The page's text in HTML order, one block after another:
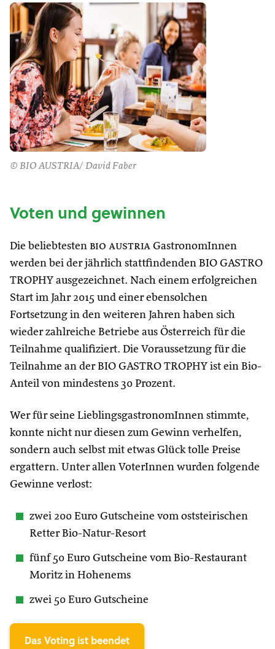
© BIO AUSTRIA/ David Faber
Voten und gewinnen
Die beliebtesten bio austria GastronomInnen
werden bei der jährlich stattfindenden BIO GASTRO
TROPHY ausgezeichnet. Nach einem erfolgreichen
Start im Jahr 2015 und einer ebensolchen
Fortsetzung in den weiteren Jahren haben sich
wieder zahlreiche Betriebe aus Österreich für die
Teilnahme qualifiziert. Die Voraussetzung für die
Teilnahme an der BIO GASTRO TROPHY ist ein Bio-
Anteil von mindestens 30 Prozent.
Wer für seine LieblingsgastronomInnen stimmte,
konnte nicht nur diesen zum Gewinn verhelfen,
sondern auch selbst mit etwas Glück tolle Preise
ergattern. Unter allen VoterInnen wurden folgende
Gewinne verlost:
zwei 200 Euro Gutscheine vom oststeirischen
Retter Bio-Natur-Resort
fünf 50 Euro Gutscheine vom Bio-Restaurant
Moritz in Hohenems
zwei 50 Euro Gutscheine
Das Voting ist beendet